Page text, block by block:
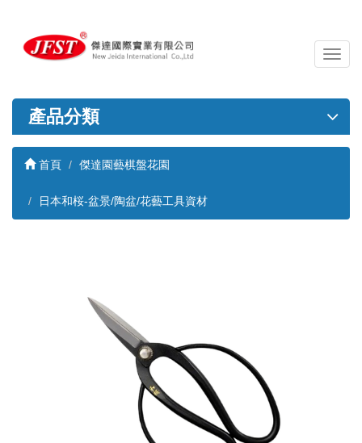
導
覽
關
產品分類
首頁 傑達園藝棋盤花園
日本和桜-盆景/陶盆/花藝工具資材